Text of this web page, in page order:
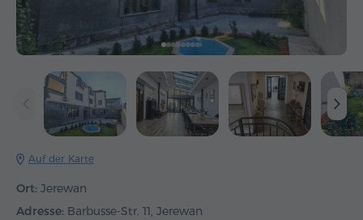
Auf der Karte
Ort: Jerewan
Adresse: Barbusse-Str. 11, Jerewan